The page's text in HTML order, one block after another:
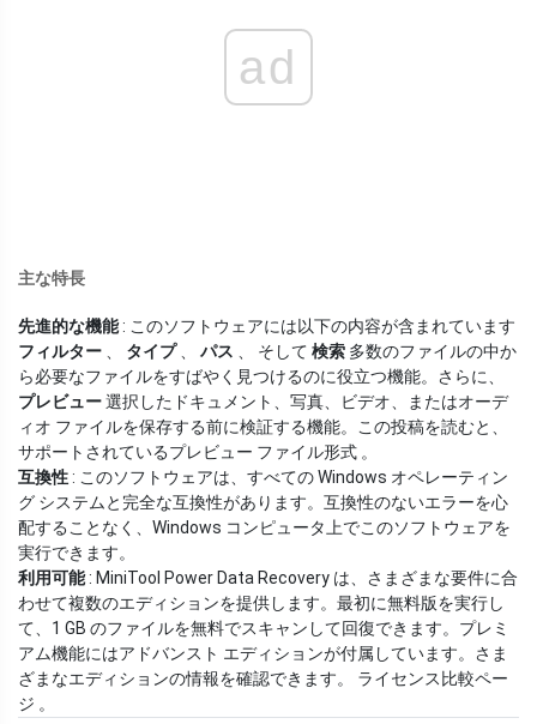
ad
主な特長
先進的な機能: このソフトウェアには以下の内容が含まれています
フィルター
タイプ、 パス 、 そして 検索 多数のファイルの中か
ら必要なファイルをすばやく見つけるのに役立つ機能。さらに、
プレビュー選択したドキュメント、写真、ビデオ、またはオーデ
ィオ ファイルを保存する前に検証する機能。この投稿を読むと、
サポートされているプレビュー ファイル形式 。
互換性: このソフトウェアは、すべての Windows オペレーティン
グ システムと完全な互換性があります。互換性のないエラーを心
配することなく、Windows コンピュータ上でこのソフトウェアを
実行できます。
利用可能: MiniTool Power Data Recovery は、さまざまな要件に合
わせて複数のエディションを提供します。最初に無料版を実行し
て、1 GB のファイルを無料でスキャンして回復できます。プレミ
アム機能にはアドバンスト エディションが付属しています。さま
ざまなエディションの情報を確認できます。 ライセンス比較ペー
ジ 。